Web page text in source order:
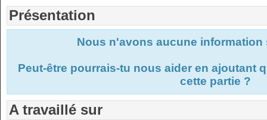
Présentation
Nous n'avons aucune
Peut-être pourrais-tu nous aider en ajoutant
cette partie ?
A travaillé sur